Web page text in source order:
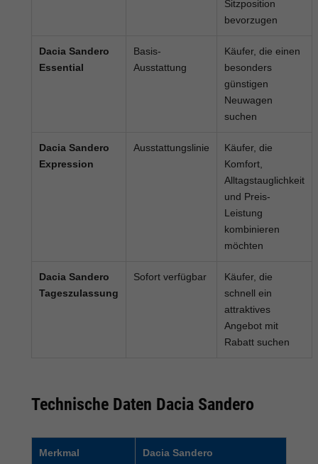
Sitzposition
bevorzugen
Dacia Sandero
Essential
Basis-
Ausstattung
Käufer, die einen
besonders
günstigen
Neuwagen
suchen
Dacia Sandero
Expression
Ausstattungslinie
Käufer, die
Komfort,
Alltagstauglichkeit
und Preis-
Leistung
kombinieren
möchten
Dacia Sandero
Tageszulassung
Sofort verfügbar
Käufer, die
schnell ein
attraktives
Angebot mit
Rabatt suchen
Technische Daten Dacia Sandero
Merkmal Dacia Sandero